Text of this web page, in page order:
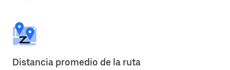
Distancia promedio de la ruta